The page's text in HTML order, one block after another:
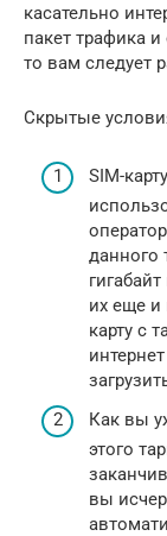
касательно
пакет трафика
то вам следует
Скрытые
SIM-
данного
их еще и
карту c
Как вы
этого
вы